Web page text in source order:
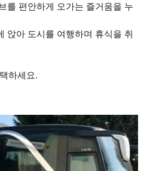
를 편안하게 오가는 즐거움을 누
앉아 도시를 여행하며 휴식을 취
하세요.